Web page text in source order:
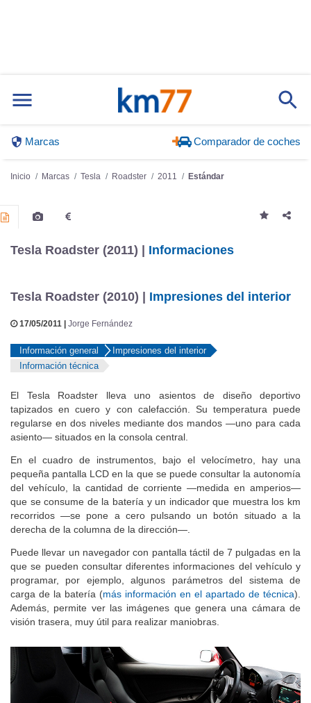
Marcas Comparador de coches
Inicio Marcas Tesla Roadster 2011 Estándar
Tesla Roadster (2011) | Informaciones
Tesla Roadster (2010) | Impresiones del interior
17/05/2011 | Jorge Fernández
Información general
Impresiones del interior
Información técnica
El Tesla Roadster lleva uno asientos de diseño deportivo
tapizados en cuero y con calefacción. Su temperatura puede
regularse en dos niveles mediante dos mandos —uno para cada
asiento— situados en la consola central.
En el cuadro de instrumentos, bajo el velocímetro, hay una
pequeña pantalla LCD en la que se puede consultar la autonomía
del vehículo, la cantidad de corriente —medida en amperios—
que se consume de la batería y un indicador que muestra los km
recorridos —se pone a cero pulsando un botón situado a la
derecha de la columna de la dirección—.
Puede llevar un navegador con pantalla táctil de 7 pulgadas en la
que se pueden consultar diferentes informaciones del vehículo y
programar, por ejemplo, algunos parámetros del sistema de
carga de la batería (más información en el apartado de técnica).
Además, permite ver las imágenes que genera una cámara de
visión trasera, muy útil para realizar maniobras.